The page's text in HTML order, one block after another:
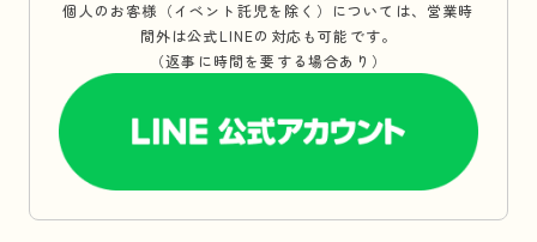
個人のお客様（イベント託児を除く）については、営業時
間外は公式LINEの対応も可能です。
（返事に時間を要する場合あり）